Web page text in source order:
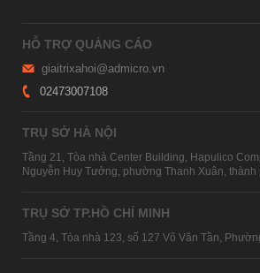
HỖ TRỢ QUẢNG CÁO
giaitrixahoi@admicro.vn
02473007108
TRỤ SỞ HÀ NỘI
Tầng 21, Tòa nhà Center Building, Hapulico
Nguyễn Huy Tưởng, phường Thanh Xuân, thành
TRỤ SỞ TP.HỒ CHÍ MINH
Tầng 4, Tòa nhà 123, số 127 Võ Văn Tần,